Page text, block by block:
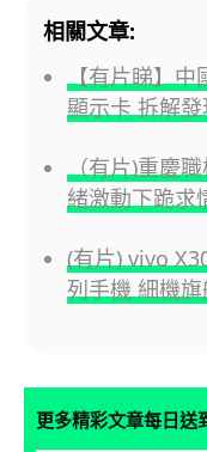
相關文章:
【有片睇】
顯示卡 拆解
（有片)重慶
緒激動下跪求
(有片) vivo
列手機 細機
更多精彩文章每日送